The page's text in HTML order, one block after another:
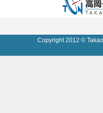
Copyright 2012 ©